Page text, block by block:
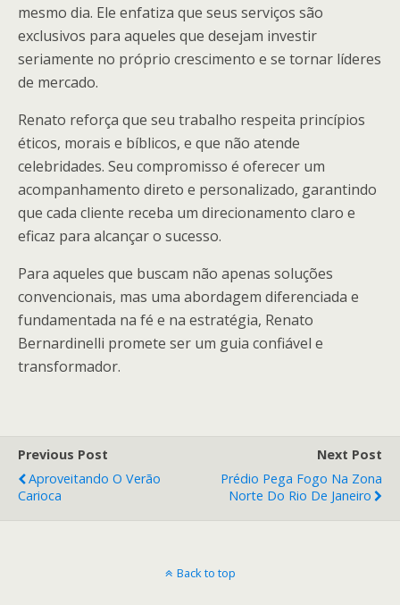
mesmo dia. Ele enfatiza que seus serviços são
exclusivos para aqueles que desejam investir
seriamente no próprio crescimento e se tornar líderes
de mercado.
Renato reforça que seu trabalho respeita princípios
éticos, morais e bíblicos, e que não atende
celebridades. Seu compromisso é oferecer um
acompanhamento direto e personalizado, garantindo
que cada cliente receba um direcionamento claro e
eficaz para alcançar o sucesso.
Para aqueles que buscam não apenas soluções
convencionais, mas uma abordagem diferenciada e
fundamentada na fé e na estratégia, Renato
Bernardinelli promete ser um guia confiável e
transformador.
Previous Post
Aproveitando O Verão
Carioca
Next Post
Prédio Pega Fogo Na Zona
Norte Do Rio De Janeiro
Back to top